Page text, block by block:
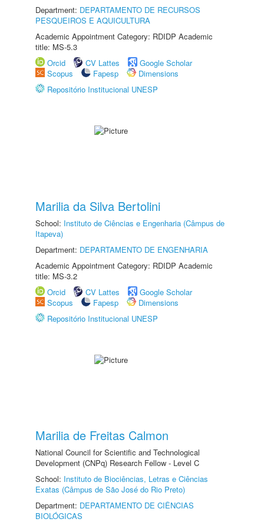
Department: DEPARTAMENTO DE RECURSOS
PESQUEIROS E AQUICULTURA
Academic Appointment Category: RDIDP Academic
title: MS-5.3
Orcid
CV Lattes
Google Scholar
Scopus
Fapesp
Dimensions
Repositório Institucional UNESP
Marilia da Silva Bertolini
School: Instituto de Ciências e Engenharia (Câmpus de
Itapeva)
Department: DEPARTAMENTO DE ENGENHARIA
Academic Appointment Category: RDIDP Academic
title: MS-3.2
Orcid
CV Lattes
Google Scholar
Scopus
Fapesp
Dimensions
Repositório Institucional UNESP
Marilia de Freitas Calmon
National Council for Scientific and Technological
Development (CNPq) Research Fellow - Level C
School: Instituto de Biociências, Letras e Ciências
Exatas (Câmpus de São José do Rio Preto)
Department: DEPARTAMENTO DE CIÊNCIAS
BIOLÓGICAS